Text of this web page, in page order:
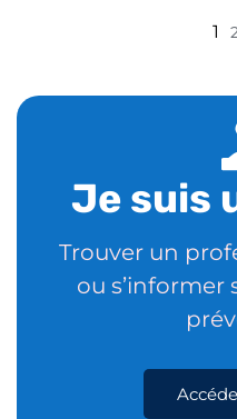
1
Je suis
Trouver un
ou s’informer